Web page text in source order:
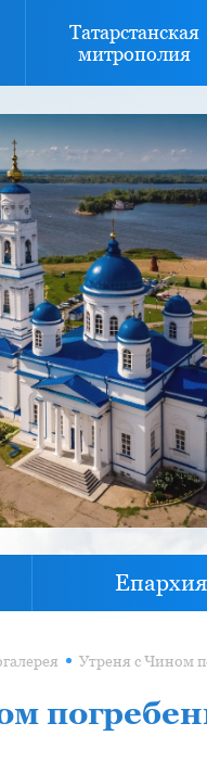
Татарстанская
митрополия
Епархия
Утреня с Чином